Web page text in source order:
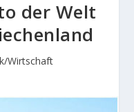
der Welt
Wirtschaft